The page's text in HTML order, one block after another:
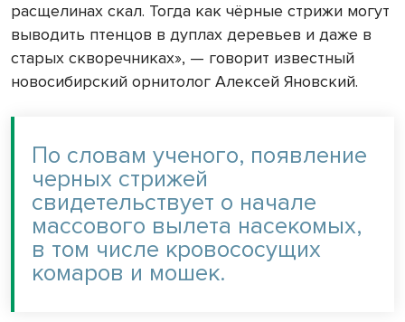
расщелинах скал. Тогда как чёрные стрижи могут
выводить птенцов в дуплах деревьев и даже в
старых скворечниках», — говорит известный
новосибирский орнитолог Алексей Яновский.
По словам ученого, появление
черных стрижей
свидетельствует о начале
массового вылета насекомых,
в том числе кровососущих
комаров и мошек.